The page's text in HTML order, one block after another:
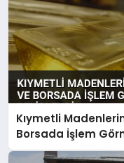
Kıymetli
Borsada İşlem
Belirlendi